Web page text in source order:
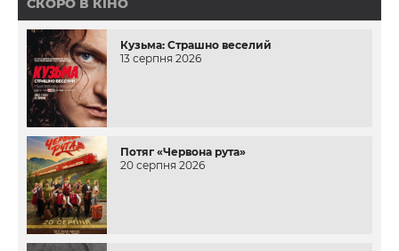
СКОРО В КІНО
Кузьма: Страшно веселий
13 серпня 2026
Потяг «Червона рута»
20 серпня 2026